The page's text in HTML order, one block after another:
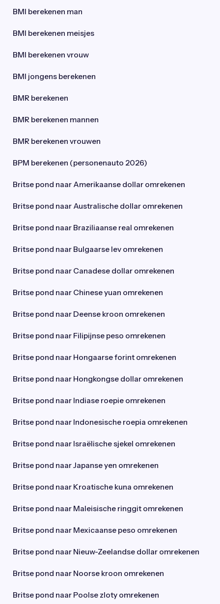
BMI berekenen man
BMI berekenen meisjes
BMI berekenen vrouw
BMI jongens berekenen
BMR berekenen
BMR berekenen mannen
BMR berekenen vrouwen
BPM berekenen (personenauto 2026)
Britse pond naar Amerikaanse dollar omrekenen
Britse pond naar Australische dollar omrekenen
Britse pond naar Braziliaanse real omrekenen
Britse pond naar Bulgaarse lev omrekenen
Britse pond naar Canadese dollar omrekenen
Britse pond naar Chinese yuan omrekenen
Britse pond naar Deense kroon omrekenen
Britse pond naar Filipijnse peso omrekenen
Britse pond naar Hongaarse forint omrekenen
Britse pond naar Hongkongse dollar omrekenen
Britse pond naar Indiase roepie omrekenen
Britse pond naar Indonesische roepia omrekenen
Britse pond naar Israëlische sjekel omrekenen
Britse pond naar Japanse yen omrekenen
Britse pond naar Kroatische kuna omrekenen
Britse pond naar Maleisische ringgit omrekenen
Britse pond naar Mexicaanse peso omrekenen
Britse pond naar Nieuw-Zeelandse dollar omrekenen
Britse pond naar Noorse kroon omrekenen
Britse pond naar Poolse zloty omrekenen